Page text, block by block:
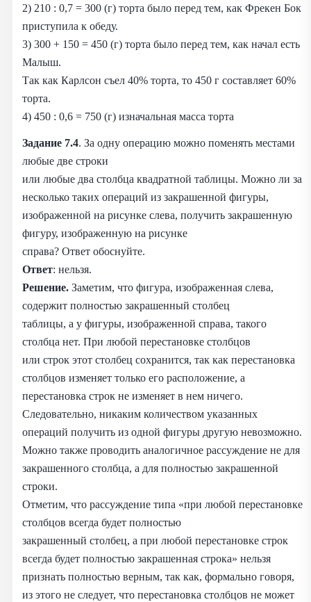
2) 210 : 0,7 = 300 (г) торта было перед тем, как Фрекен Бок
приступила к обеду.
3) 300 + 150 = 450 (г) торта было перед тем, как начал есть
Малыш.
Так как Карлсон съел 40% торта, то 450 г составляет 60%
торта.
4) 450 : 0,6 = 750 (г) изначальная масса торта
Задание 7.4. За одну операцию можно поменять местами
любые две строки
или любые два столбца квадратной таблицы. Можно ли за
несколько таких операций из закрашенной фигуры,
изображенной на рисунке слева, получить закрашенную
фигуру, изображенную на рисунке
справа? Ответ обоснуйте.
Ответ: нельзя.
Решение. Заметим, что фигура, изображенная слева,
содержит полностью закрашенный столбец
таблицы, а у фигуры, изображенной справа, такого
столбца нет. При любой перестановке столбцов
или строк этот столбец сохранится, так как перестановка
столбцов изменяет только его расположение, а
перестановка строк не изменяет в нем ничего.
Следовательно, никаким количеством указанных
операций получить из одной фигуры другую невозможно.
Можно также проводить аналогичное рассуждение не для
закрашенного столбца, а для полностью закрашенной
строки.
Отметим, что рассуждение типа «при любой перестановке
столбцов всегда будет полностью
закрашенный столбец, а при любой перестановке строк
всегда будет полностью закрашенная строка» нельзя
признать полностью верным, так как, формально говоря,
из этого не следует, что перестановка столбцов не может